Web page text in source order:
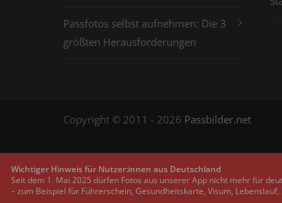
Passfotos selbst aufnehmen: Die 3
größten Herausforderungen
Copyright © 2011 - 2026 Passbilder.net
Wichtiger Hinweis für Nutzer:innen aus Deutschland
Seit dem 1. Mai 2025 dürfen Fotos aus unserer App nicht mehr für
– zum Beispiel für Führerschein, Gesundheitskarte, Visum,